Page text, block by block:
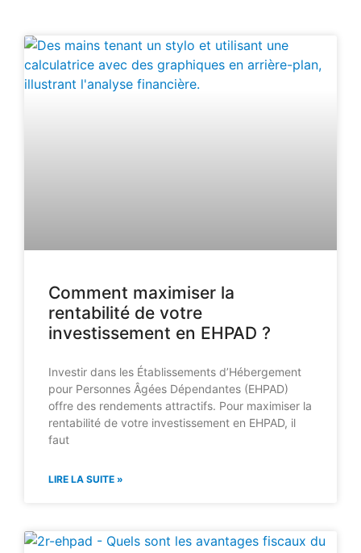
Comment maximiser la
rentabilité de votre
investissement en EHPAD ?
Investir dans les Établissements d’Hébergement
pour Personnes Âgées Dépendantes (EHPAD)
offre des rendements attractifs. Pour maximiser la
rentabilité de votre investissement en EHPAD, il
faut
LIRE LA SUITE »